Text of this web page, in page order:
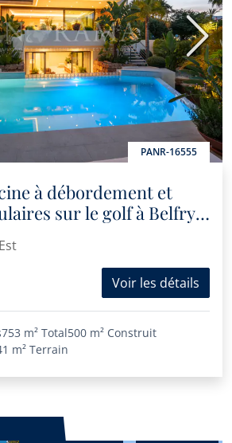
PANR-16555
à débordement et
sur le golf à Belfry,
Voir les détails
753 m² Total500 m² Construit
m² Terrain